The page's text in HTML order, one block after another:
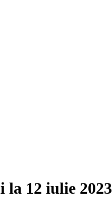
la 12 iulie 2023